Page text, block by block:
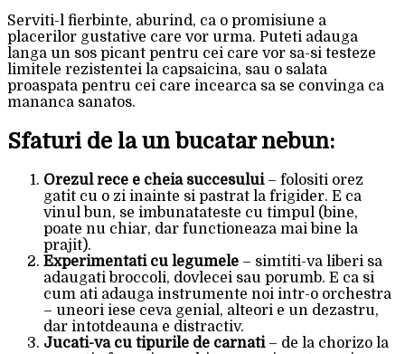
Serviti-l fierbinte, aburind, ca o promisiune a
placerilor gustative care vor urma. Puteti adauga
langa un sos picant pentru cei care vor sa-si testeze
limitele rezistentei la capsaicina, sau o salata
proaspata pentru cei care incearca sa se convinga ca
mananca sanatos.
Sfaturi de la un bucatar nebun:
Orezul rece e cheia succesului– folositi orez
gatit cu o zi inainte si pastrat la frigider. E ca
vinul bun, se imbunatateste cu timpul (bine,
poate nu chiar, dar functioneaza mai bine la
prajit).
Experimentati cu legumele – simtiti-va liberi sa
adaugati broccoli, dovlecei sau porumb. E ca si
cum ati adauga instrumente noi intr-o orchestra
– uneori iese ceva genial, alteori e un dezastru,
dar intotdeauna e distractiv.
Jucati-va cu tipurile de carnati– de la chorizo la